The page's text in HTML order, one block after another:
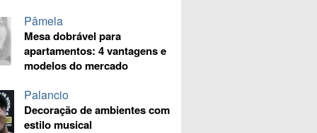
Pâmela
Mesa dobrável para
apartamentos: 4 vantagens e
modelos do mercado
Palancio
Decoração de ambientes com
estilo musical